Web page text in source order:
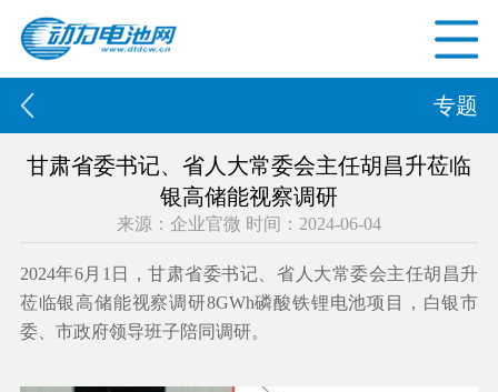
专题
甘肃省委书记、省人大常委会主任胡昌升莅临
银高储能视察调研
来源：企业官微 时间：2024-06-04
2024年6月1日，甘肃省委书记、省人大常委会主任胡昌升
莅临银高储能视察调研8GWh磷酸铁锂电池项目，白银市
委、市政府领导班子陪同调研。